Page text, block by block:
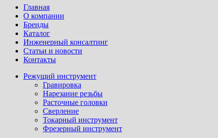
Главная
О компании
Бренды
Каталог
Инженерный консалтинг
Статьи и новости
Контакты
Режущий инструмент
Гравировка
Нарезание резьбы
Расточные головки
Сверление
Токарный инструмент
Фрезерный инструмент